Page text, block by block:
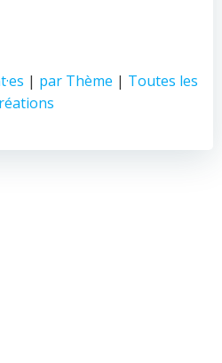
| par Thème | Toutes les